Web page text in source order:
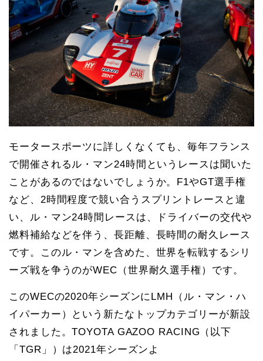
モータースポーツに詳しくなくても、毎年フランス
で開催されるル・マン24時間というレースは聞いた
ことがあるのではないでしょうか。F1やGT選手権
など、2時間程度で競い合うスプリントレースと違
い、ル・マン24時間レースは、ドライバーの交代や
燃料補給などを伴う、長距離、長時間の耐久レース
です。このル・マンを含めた、世界を転戦するシリ
ーズ戦を争うのがWEC（世界耐久選手権）です。
このWECの2020年シーズンにLMH（ル・マン・ハ
イパーカー）という新たなトップカテゴリーが新設
されました。TOYOTA GAZOO RACING（以下
「TGR」）は2021年シーズンよ